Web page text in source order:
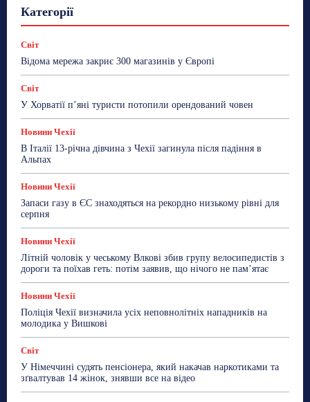
Категорії
Робота
Сад та город
ТехноМанія
Топ-новини
Світ
Відома мережа закриє 300 магазинів у Європі
Світ
У Хорватії пʼяні туристи потопили орендований човен
Новини Чехії
В Італії 13-річна дівчина з Чехії загинула після падіння в
Альпах
Новини Чехії
Запаси газу в ЄС знаходяться на рекордно низькому рівні для
серпня
Новини Чехії
Літній чоловік у чеському Влкові збив групу велосипедистів з
дороги та поїхав геть: потім заявив, що нічого не пам’ятає
Новини Чехії
Поліція Чехії визначила усіх неповнолітніх нападників на
молодика у Вишкові
Світ
У Німеччині судять пенсіонера, який накачав наркотиками та
зґвалтував 14 жінок, знявши все на відео